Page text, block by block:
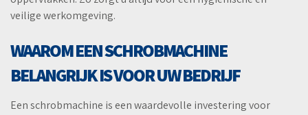
veilige werkomgeving.
WAAROM EEN SCHROBMACHINE
BELANGRIJK IS VOOR UW BEDRIJF
Een schrobmachine is een waardevolle investering voor